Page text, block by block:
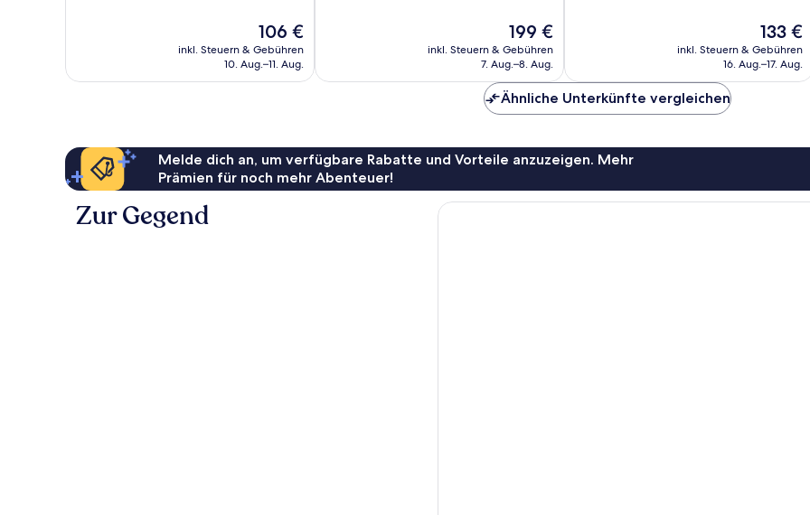
Der
Preis
beträgt
106 €
inkl. Steuern & Gebühren
10. Aug.–11. Aug.
Der
Preis
beträgt
199 €
inkl. Steuern & Gebühren
7. Aug.–8. Aug.
Der
Preis
beträgt
133 €
inkl. Steuern & Gebühren
16. Aug.–17. Aug.
Ähnliche Unterkünfte vergleichen
Melde dich an, um verfügbare Rabatte und Vorteile anzuzeigen. Mehr
Prämien für noch mehr Abenteuer!
Zur Gegend